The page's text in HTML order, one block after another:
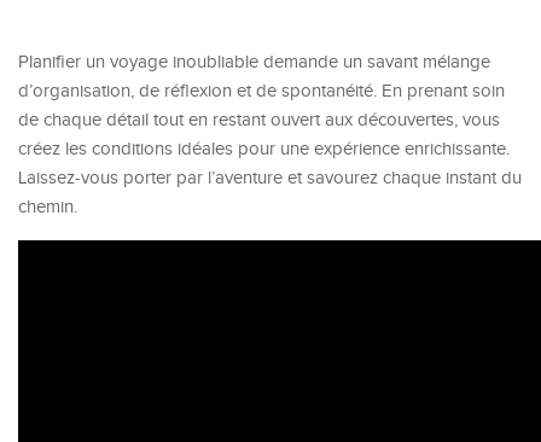
Planifier un voyage inoubliable demande un savant mélange
d’organisation, de réflexion et de spontanéité. En prenant soin
de chaque détail tout en restant ouvert aux découvertes, vous
créez les conditions idéales pour une expérience enrichissante.
Laissez-vous porter par l’aventure et savourez chaque instant du
chemin.